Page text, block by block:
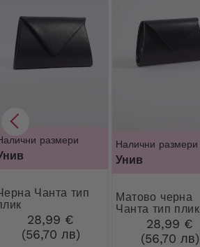
размери
тип
28,99 €
(56,70 лв)
Налични размери
Унив
Матово черна
Чанта тип плик
28,99 €
(56,70 лв)